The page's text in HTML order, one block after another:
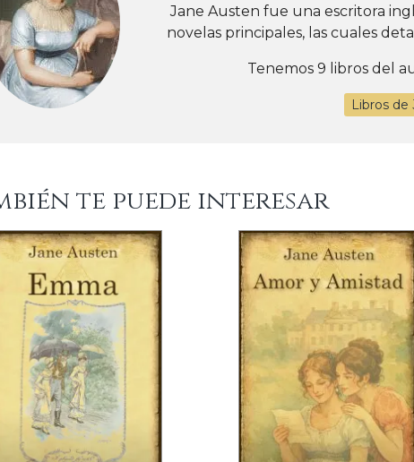
Jane Austen fue una escritora
novelas principales, las cuales
Tenemos 9 libros del
Libros de
te puede interesar